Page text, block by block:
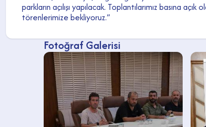
parkların açılışı yapılacak. Toplantılarımız basına
törenlerimize bekliyoruz.”
Fotoğraf Galerisi